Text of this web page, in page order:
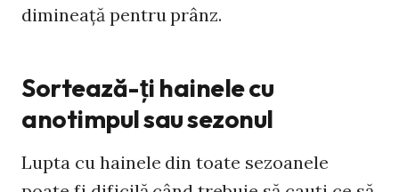
dimineaţă pentru prânz.
Sortează-ţi hainele cu
anotimpul sau sezonul
Lupta cu hainele din toate sezoanele